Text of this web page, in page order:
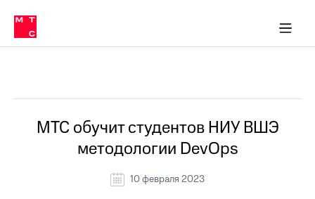
Медиа-центр
и акционерам
Устойчивое развитие
Комплаенс и деловая этика
компании
Карьера
История
компании
Руководство
в МТС
Пресс-
релизы
о технологиях
МТС обучит студентов НИУ ВШЭ
методологии DevOps
10 февраля 2023